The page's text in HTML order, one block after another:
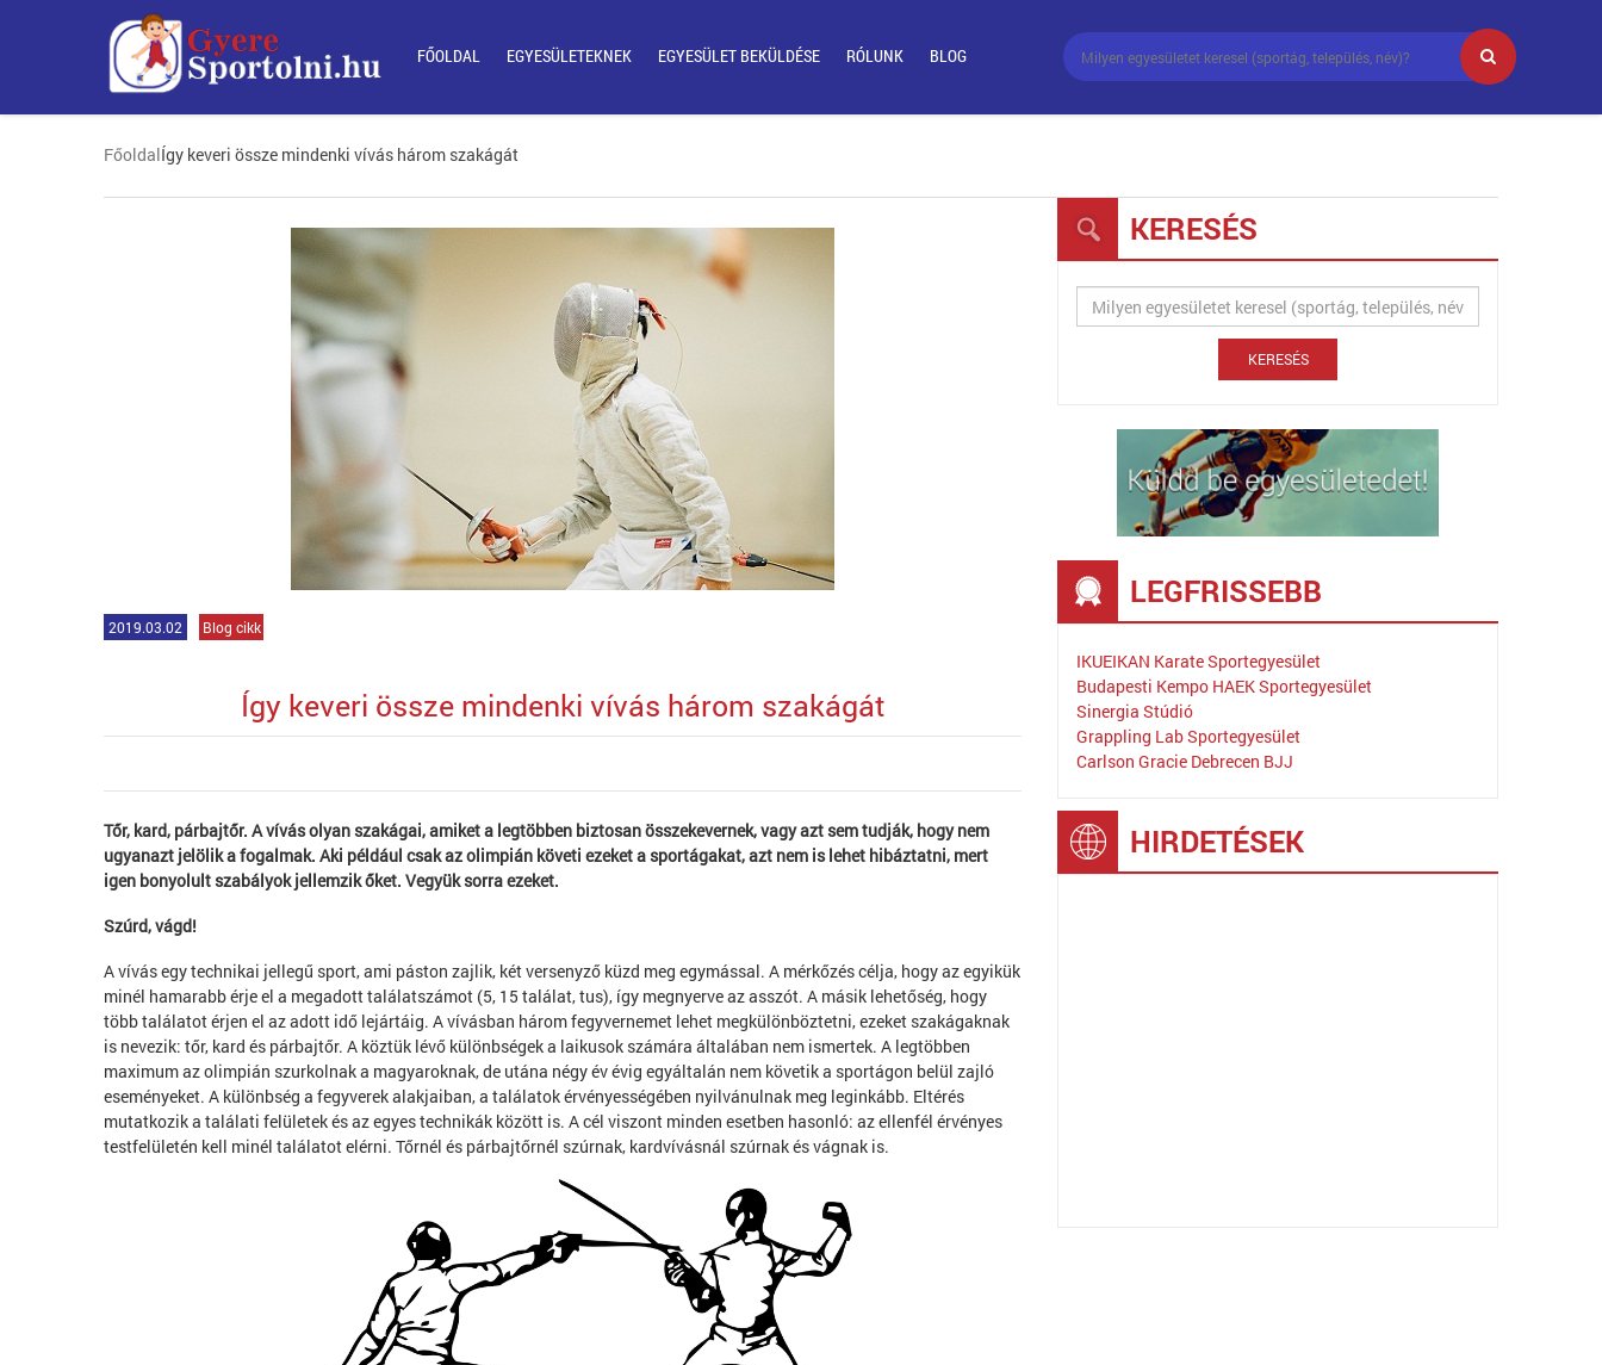
FŐOLDAL EGYESÜLETEKNEK EGYESÜLET BEKÜLDÉSE RÓLUNK BLOG
FőoldalÍgy keveri össze mindenki vívás három szakágát
2019.03.02 Blog cikk
Így keveri össze mindenki vívás három szakágát
Tőr, kard, párbajtőr. A vívás olyan szakágai, amiket a legtöbben biztosan összekevernek, vagy azt sem tudják, hogy nem
ugyanazt jelölik a fogalmak. Aki például csak az olimpián követi ezeket a sportágakat, azt nem is lehet hibáztatni, mert
igen bonyolult szabályok jellemzik őket. Vegyük sorra ezeket.
Szúrd, vágd!
A vívás egy technikai jellegű sport, ami páston zajlik, két versenyző küzd meg egymással. A mérkőzés célja, hogy az egyikük
minél hamarabb érje el a megadott találatszámot (5, 15 találat, tus), így megnyerve az asszót. A másik lehetőség, hogy
több találatot érjen el az adott idő lejártáig. A vívásban három fegyvernemet lehet megkülönböztetni, ezeket szakágaknak
is nevezik: tőr, kard és párbajtőr. A köztük lévő különbségek a laikusok számára általában nem ismertek. A legtöbben
maximum az olimpián szurkolnak a magyaroknak, de utána négy év évig egyáltalán nem követik a sportágon belül zajló
eseményeket. A különbség a fegyverek alakjaiban, a találatok érvényességében nyilvánulnak meg leginkább. Eltérés
mutatkozik a találati felületek és az egyes technikák között is. A cél viszont minden esetben hasonló: az ellenfél érvényes
testfelületén kell minél találatot elérni. Tőrnél és párbajtőrnél szúrnak, kardvívásnál szúrnak és vágnak is.
KERESÉS
LEGFRISSEBB
IKUEIKAN Karate Sportegyesület
Budapesti Kempo HAEK Sportegyesület
Sinergia Stúdió
Grappling Lab Sportegyesület
Carlson Gracie Debrecen BJJ
HIRDETÉSEK